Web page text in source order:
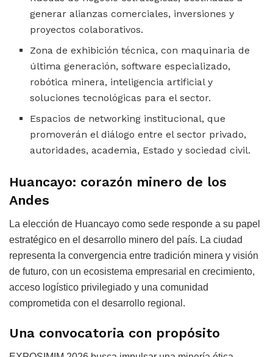
generar alianzas comerciales, inversiones y
proyectos colaborativos.
Zona de exhibición técnica, con maquinaria de
última generación, software especializado,
robótica minera, inteligencia artificial y
soluciones tecnológicas para el sector.
Espacios de networking institucional, que
promoverán el diálogo entre el sector privado,
autoridades, academia, Estado y sociedad civil.
Huancayo: corazón minero de los
Andes
La elección de Huancayo como sede responde a su papel
estratégico en el desarrollo minero del país. La ciudad
representa la convergencia entre tradición minera y visión
de futuro, con un ecosistema empresarial en crecimiento,
acceso logístico privilegiado y una comunidad
comprometida con el desarrollo regional.
Una convocatoria con propósito